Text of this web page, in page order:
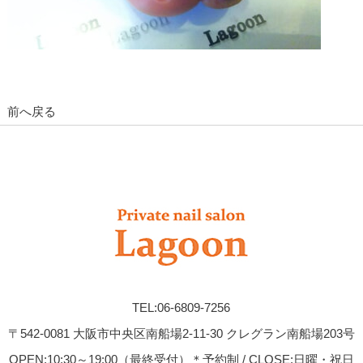
前へ戻る
TEL:06-6809-7256
〒542-0081 大阪市中央区南船場2-11-30 クレグラン南船場203号
OPEN:10:30～19:00（最終受付）＊予約制 / CLOSE:日曜・祝日